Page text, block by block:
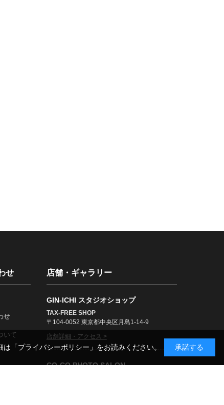
せ
せ
いて
店舗・ギャラリー
GIN-ICHI スタジオショップ
TAX-FREE SHOP
〒104-0052 東京都中央区月島1-14-9
店舗詳細・アクセス >
CO-CO PHOTO SALON
は 「プライバシーポリシー」 をお読みください。 承諾する